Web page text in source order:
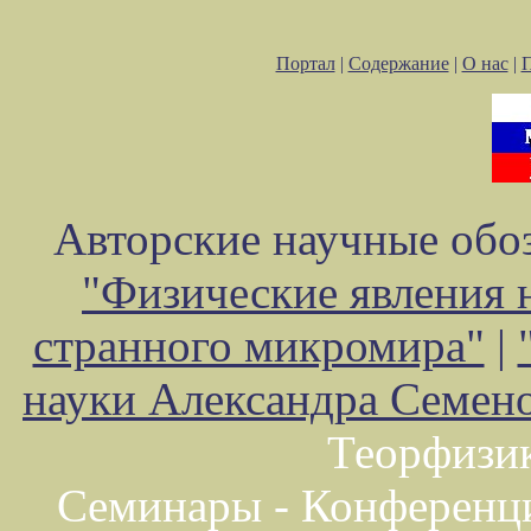
Портал| Содержание| О нас|
Авторские научные
"Физические явления
странного микромира" |
науки Александра
Семинары -